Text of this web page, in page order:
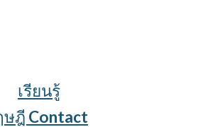
เรียนรู้
ษฎี Contact